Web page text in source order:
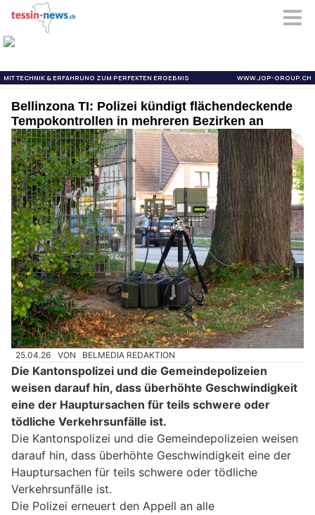
Bellinzona TI: Polizei kündigt flächendeckende
Tempokontrollen in mehreren Bezirken an
25.04.26 VON BELMEDIA REDAKTION
Die Kantonspolizei und die Gemeindepolizeien
weisen darauf hin, dass überhöhte Geschwindigkeit
eine der Hauptursachen für teils schwere oder
tödliche Verkehrsunfälle ist.
Die Kantonspolizei und die Gemeindepolizeien weisen
darauf hin, dass überhöhte Geschwindigkeit eine der
Hauptursachen für teils schwere oder tödliche
Verkehrsunfälle ist.
Die Polizei erneuert den Appell an alle